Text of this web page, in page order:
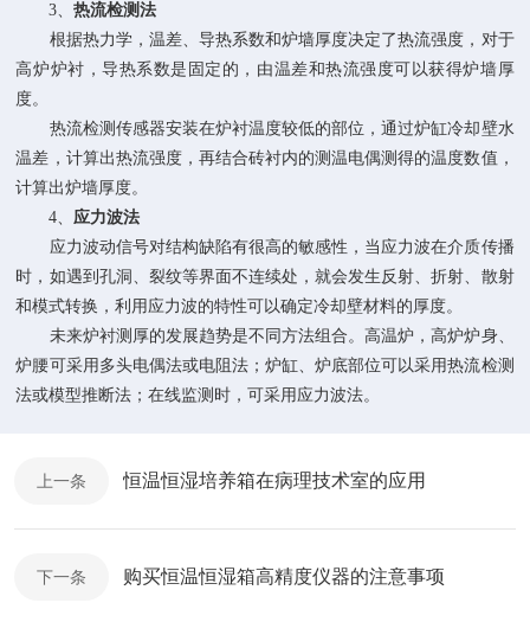
3、热流检测法
根据热力学，温差、导热系数和炉墙厚度决定了热流强度，对于
高炉炉衬，导热系数是固定的，由温差和热流强度可以获得炉墙厚
度。
热流检测传感器安装在炉衬温度较低的部位，通过炉缸冷却壁水
温差，计算出热流强度，再结合砖衬内的测温电偶测得的温度数值，
计算出炉墙厚度。
4、应力波法
应力波动信号对结构缺陷有很高的敏感性，当应力波在介质传播
时，如遇到孔洞、裂纹等界面不连续处，就会发生反射、折射、散射
和模式转换，利用应力波的特性可以确定冷却壁材料的厚度。
未来炉衬测厚的发展趋势是不同方法组合。高温炉，高炉炉身、
炉腰可采用多头电偶法或电阻法；炉缸、炉底部位可以采用热流检测
法或模型推断法；在线监测时，可采用应力波法。
上一条 恒温恒湿培养箱在病理技术室的应用
下一条 购买恒温恒湿箱高精度仪器的注意事项